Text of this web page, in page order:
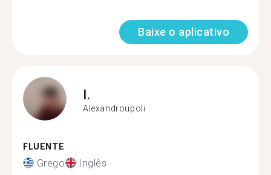
Baixe o aplicativo
I.
Alexandroupoli
FLUENTE
Grego Inglês